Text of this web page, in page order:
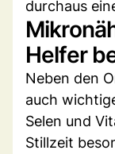
durchaus
Helfer
Neben den
auch
Selen und
Stillzeit